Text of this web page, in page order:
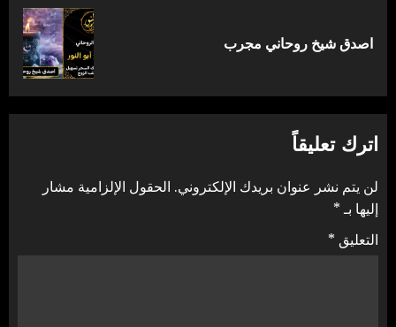
المقالة
اصدق شيخ روحاني مجرب
اترك تعليقاً
لن يتم نشر عنوان بريدك الإلكتروني. الحقول الإلزامية مشار
إليها بـ*
التعليق *